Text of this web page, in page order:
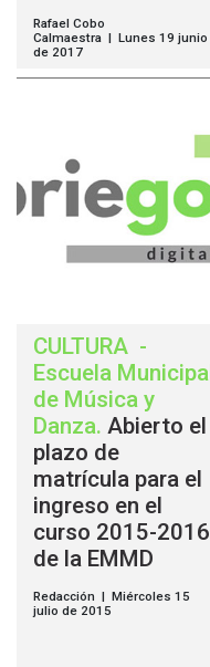
Rafael Cobo
Calmaestra | Lunes 19 junio
de 2017
CULTURA -
Escuela Municipal
de Música y
Danza. Abierto el
plazo de
matrícula para el
ingreso en el
curso 2015-2016
de la EMMD
Redacción | Miércoles 15
julio de 2015